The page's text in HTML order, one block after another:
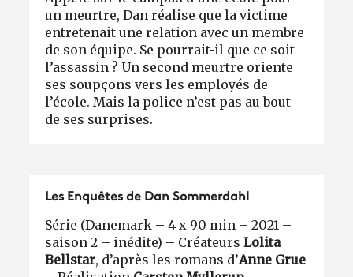
un meurtre, Dan réalise que la victime
entretenait une relation avec un membre
de son équipe. Se pourrait-il que ce soit
l’assassin ? Un second meurtre oriente
ses soupçons vers les employés de
l’école. Mais la police n’est pas au bout
de ses surprises.
Les Enquêtes de Dan Sommerdahl
Série (Danemark – 4 x 90 min – 2021 –
saison 2 – inédite) – CréateursLolita
Bellstar, d’après les romans d’Anne Grue